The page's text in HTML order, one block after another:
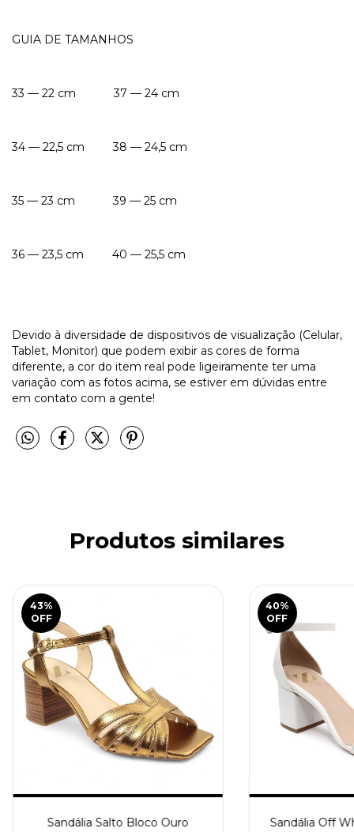
GUIA DE TAMANHOS
33 — 22 cm 37 — 24 cm
34 — 22,5 cm 38 — 24,5 cm
35 — 23 cm 39 — 25 cm
36 — 23,5 cm 40 — 25,5 cm
Devido à diversidade de dispositivos de visualização (Celular,
Tablet, Monitor) que podem exibir as cores de forma
diferente, a cor do item real pode ligeiramente ter uma
variação com as fotos acima, se estiver em dúvidas entre
em contato com a gente!
Produtos similares
43%
OFF
Sandália Salto Bloco Ouro
40%
OFF
Sandália Off